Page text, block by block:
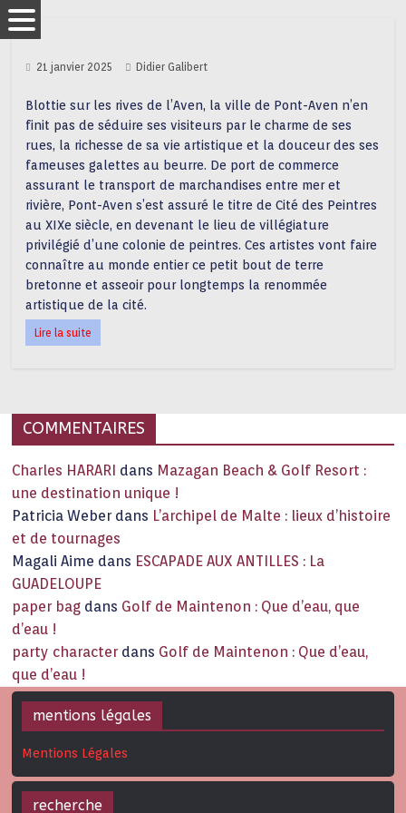
21 janvier 2025 Didier Galibert
Blottie sur les rives de l’Aven, la ville de Pont-Aven n’en
finit pas de séduire ses visiteurs par le charme de ses
rues, la richesse de sa vie artistique et la douceur des ses
fameuses galettes au beurre. De port de commerce
assurant le transport de marchandises entre mer et
rivière, Pont-Aven s’est assuré le titre de Cité des Peintres
au XIXe siècle, en devenant le lieu de villégiature
privilégié d’une colonie de peintres. Ces artistes vont faire
connaître au monde entier ce petit bout de terre
bretonne et asseoir pour longtemps la renommée
artistique de la cité.
Lire la suite
COMMENTAIRES
Charles HARARI dans Mazagan Beach & Golf Resort :
une destination unique !
Patricia Weber dans L’archipel de Malte : lieux d’histoire
et de tournages
Magali Aime dans ESCAPADE AUX ANTILLES : La
GUADELOUPE
paper bag dans Golf de Maintenon : Que d’eau, que
d’eau !
party character dans Golf de Maintenon : Que d’eau,
que d’eau !
mentions légales
Mentions Légales
recherche